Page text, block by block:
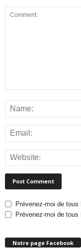
Prévenez-moi de tous
Prévenez-moi de tous
Notre page Facebook